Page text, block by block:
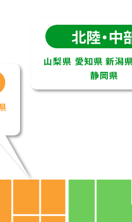
北陸・中
山梨県 愛知県 新潟
静岡県